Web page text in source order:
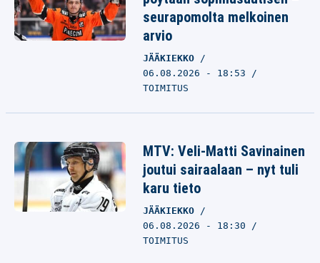
seurapomolta melkoinen
arvio
JÄÄKIEKKO
06.08.2026 - 18:53
TOIMITUS
MTV: Veli-Matti Savinainen
joutui sairaalaan – nyt tuli
karu tieto
JÄÄKIEKKO
06.08.2026 - 18:30
TOIMITUS